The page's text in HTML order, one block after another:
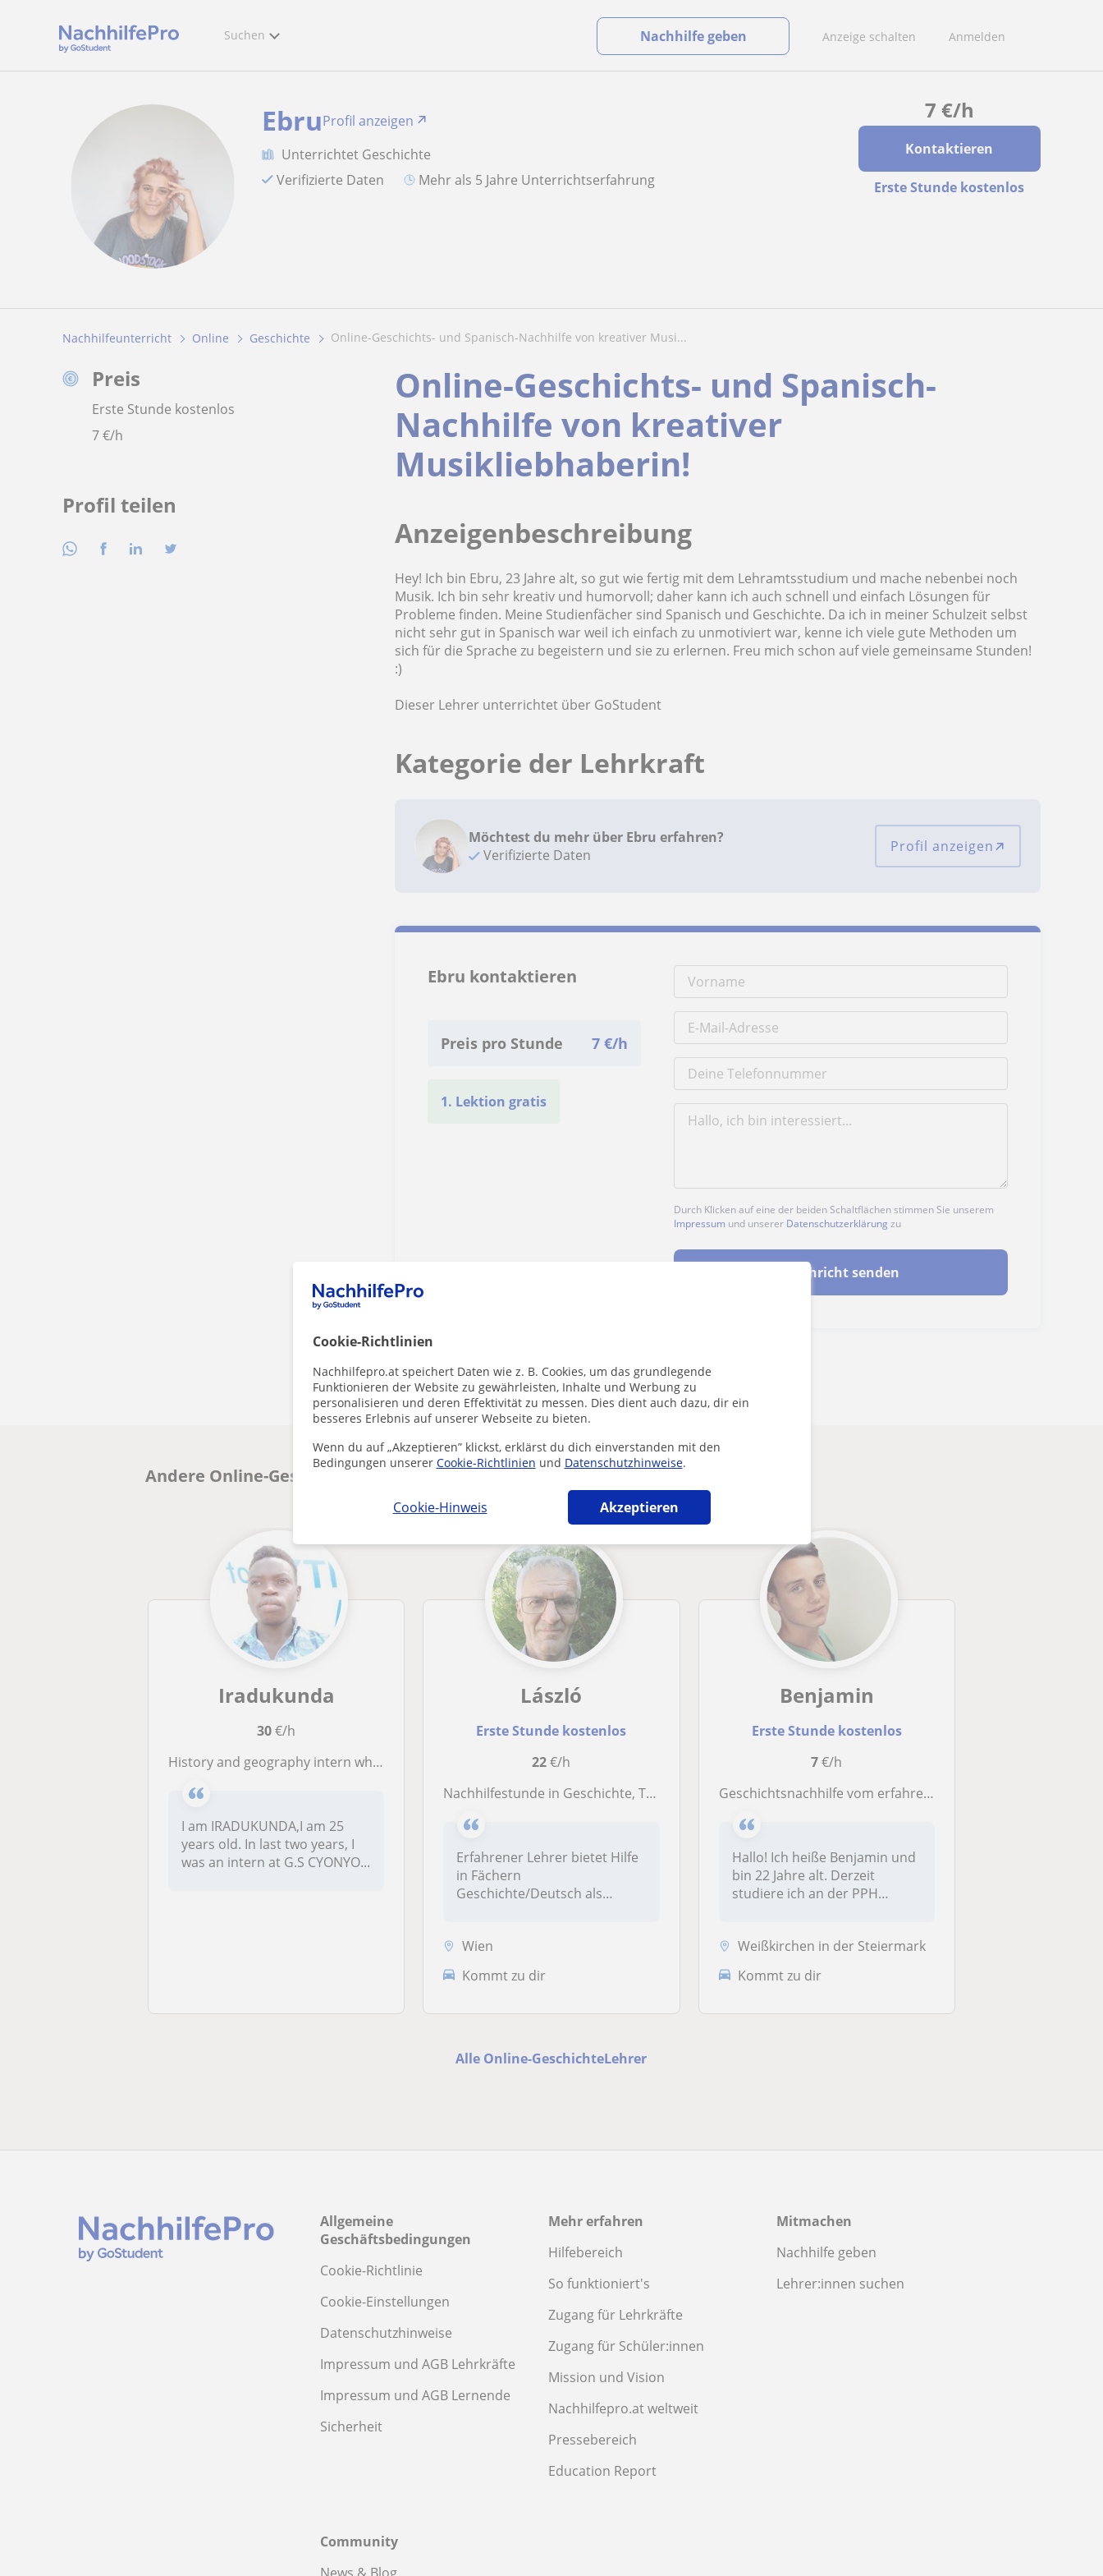
Cookie-Richtlinien
Nachhilfepro.at speichert Daten wie z. B. Cookies, um das grundlegende
Funktionieren der Website zu gewährleisten, Inhalte und Werbung zu
personalisieren und deren Effektivität zu messen. Dies dient auch dazu, dir ein
besseres Erlebnis auf unserer Webseite zu bieten.
Wenn du auf „Akzeptieren” klickst, erklärst du dich einverstanden mit den
Bedingungen unserer Cookie-Richtlinien und Datenschutzhinweise.
Cookie-Hinweis Akzeptieren
Suchen Anzeige schalten Anmelden
Nachhilfe geben
7 €/h
Kontaktieren
Erste Stunde kostenlos
EbruProfil anzeigen
Unterrichtet Geschichte
Verifizierte Daten
Mehr als 5 Jahre Unterrichtserfahrung
Nachhilfeunterricht Online Geschichte Online-Geschichts- und Spanisch-Nachhilfe von kreativer Musi...
Preis
Erste Stunde kostenlos
7€/h
Profil teilen
Online-Geschichts- und Spanisch-
Nachhilfe von kreativer
Musikliebhaberin!
Anzeigenbeschreibung
Hey! Ich bin Ebru, 23 Jahre alt, so gut wie fertig mit dem Lehramtsstudium und mache nebenbei noch
Musik. Ich bin sehr kreativ und humorvoll; daher kann ich auch schnell und einfach Lösungen für
Probleme finden. Meine Studienfächer sind Spanisch und Geschichte. Da ich in meiner Schulzeit selbst
nicht sehr gut in Spanisch war weil ich einfach zu unmotiviert war, kenne ich viele gute Methoden um
sich für die Sprache zu begeistern und sie zu erlernen. Freu mich schon auf viele gemeinsame Stunden!
:)
Dieser Lehrer unterrichtet über GoStudent
Kategorie der Lehrkraft
Möchtest du mehr über Ebru erfahren?
Verifizierte Daten
Profil anzeigen
Ebru kontaktieren
Preis pro Stunde 7 €/h
1. Lektion gratis
Durch Klicken auf eine der beiden Schaltflächen stimmen Sie unserem
Impressum und unserer Datenschutzerklärung zu
Nachricht senden
Andere Online-GeschichteLehrer die dich interessieren könnten
Iradukunda
30€/h
history and geography intern where I facilitated learners of adolescence.
I am IRADUKUNDA,I am 25
years old. In last two years, I
was an intern at G.S CYONYO...
László
Erste Stunde kostenlos
22€/h
Nachhilfestunde in Geschichte, Themen ausarbeiten/Fragen klären
Erfahrener Lehrer bietet Hilfe
in Fächern
Geschichte/Deutsch als
Wien
Kommt zu dir
Benjamin
Erste Stunde kostenlos
7€/h
Geschichtsnachhilfe vom erfahrenen Primarstufenlehrer - online!
Hallo! Ich heiße Benjamin und
bin 22 Jahre alt. Derzeit
studiere ich an der PPH
Weißkirchen in der Steiermark
Kommt zu dir
Alle Online-GeschichteLehrer
Allgemeine
Geschäftsbedingungen
Cookie-Richtlinie
Cookie-Einstellungen
Datenschutzhinweise
Impressum und AGB Lehrkräfte
Impressum und AGB Lernende
Sicherheit
Mehr erfahren
Hilfebereich
So funktioniert's
Zugang für Lehrkräfte
Zugang für Schüler:innen
Mission und Vision
Nachhilfepro.at weltweit
Pressebereich
Education Report
Mitmachen
Nachhilfe geben
Lehrer:innen suchen
Community